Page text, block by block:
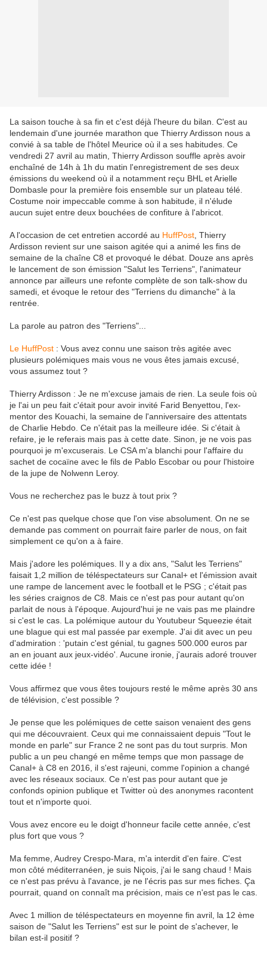
La saison touche à sa fin et c'est déjà l'heure du bilan. C'est au
lendemain d'une journée marathon que Thierry Ardisson nous a
convié à sa table de l'hôtel Meurice où il a ses habitudes. Ce
vendredi 27 avril au matin, Thierry Ardisson souffle après avoir
enchaîné de 14h à 1h du matin l'enregistrement de ses deux
émissions du weekend où il a notamment reçu BHL et Arielle
Dombasle pour la première fois ensemble sur un plateau télé.
Costume noir impeccable comme à son habitude, il n'élude
aucun sujet entre deux bouchées de confiture à l'abricot.
A l'occasion de cet entretien accordé au HuffPost , Thierry
Ardisson revient sur une saison agitée qui a animé les fins de
semaine de la chaîne C8 et provoqué le débat. Douze ans après
le lancement de son émission "Salut les Terriens", l'animateur
annonce par ailleurs une refonte complète de son talk-show du
samedi, et évoque le retour des "Terriens du dimanche" à la
rentrée.
La parole au patron des "Terriens"...
Le HuffPost : Vous avez connu une saison très agitée avec
plusieurs polémiques mais vous ne vous êtes jamais excusé,
vous assumez tout ?
Thierry Ardisson : Je ne m'excuse jamais de rien. La seule fois où
je l'ai un peu fait c'était pour avoir invité Farid Benyettou, l'ex-
mentor des Kouachi, la semaine de l'anniversaire des attentats
de Charlie Hebdo. Ce n'était pas la meilleure idée. Si c'était à
refaire, je le referais mais pas à cette date. Sinon, je ne vois pas
pourquoi je m'excuserais. Le CSA m'a blanchi pour l'affaire du
sachet de cocaïne avec le fils de Pablo Escobar ou pour l'histoire
de la jupe de Nolwenn Leroy.
Vous ne recherchez pas le buzz à tout prix ?
Ce n'est pas quelque chose que l'on vise absolument. On ne se
demande pas comment on pourrait faire parler de nous, on fait
simplement ce qu'on a à faire.
Mais j'adore les polémiques. Il y a dix ans, "Salut les Terriens"
faisait 1,2 million de téléspectateurs sur Canal+ et l'émission avait
une rampe de lancement avec le football et le PSG ; c'était pas
les séries craignos de C8. Mais ce n'est pas pour autant qu'on
parlait de nous à l'époque. Aujourd'hui je ne vais pas me plaindre
si c'est le cas. La polémique autour du Youtubeur Squeezie était
une blague qui est mal passée par exemple. J'ai dit avec un peu
d'admiration : 'putain c'est génial, tu gagnes 500.000 euros par
an en jouant aux jeux-vidéo'. Aucune ironie, j'aurais adoré trouver
cette idée !
Vous affirmez que vous êtes toujours resté le même après 30 ans
de télévision, c'est possible ?
Je pense que les polémiques de cette saison venaient des gens
qui me découvraient. Ceux qui me connaissaient depuis "Tout le
monde en parle" sur France 2 ne sont pas du tout surpris. Mon
public a un peu changé en même temps que mon passage de
Canal+ à C8 en 2016, il s'est rajeuni, comme l'opinion a changé
avec les réseaux sociaux. Ce n'est pas pour autant que je
confonds opinion publique et Twitter où des anonymes racontent
tout et n'importe quoi.
Vous avez encore eu le doigt d'honneur facile cette année, c'est
plus fort que vous ?
Ma femme, Audrey Crespo-Mara, m'a interdit d'en faire. C'est
mon côté méditerranéen, je suis Niçois, j'ai le sang chaud ! Mais
ce n'est pas prévu à l'avance, je ne l'écris pas sur mes fiches. Ça
pourrait, quand on connaît ma précision, mais ce n'est pas le cas.
Avec 1 million de téléspectateurs en moyenne fin avril, la 12 ème
saison de "Salut les Terriens" est sur le point de s'achever, le
bilan est-il positif ?